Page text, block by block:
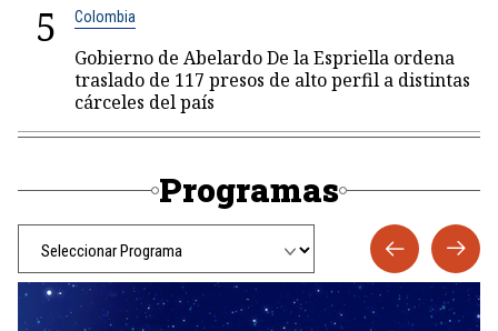
5 Colombia
Gobierno de Abelardo De la Espriella ordena
traslado de 117 presos de alto perfil a distintas
cárceles del país
Programas